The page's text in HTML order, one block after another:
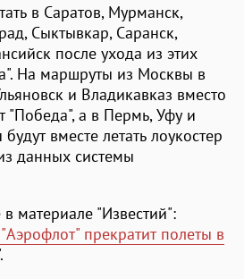
в Саратов, Мурманск,
Сыктывкар, Саранск,
после ухода из этих
На маршруты из Москвы в
и Владикавказ вместо
"Победа", а в Пермь, Уфу и
вместе летать лоукостер
данных системы
материале "Известий":
прекратит полеты в